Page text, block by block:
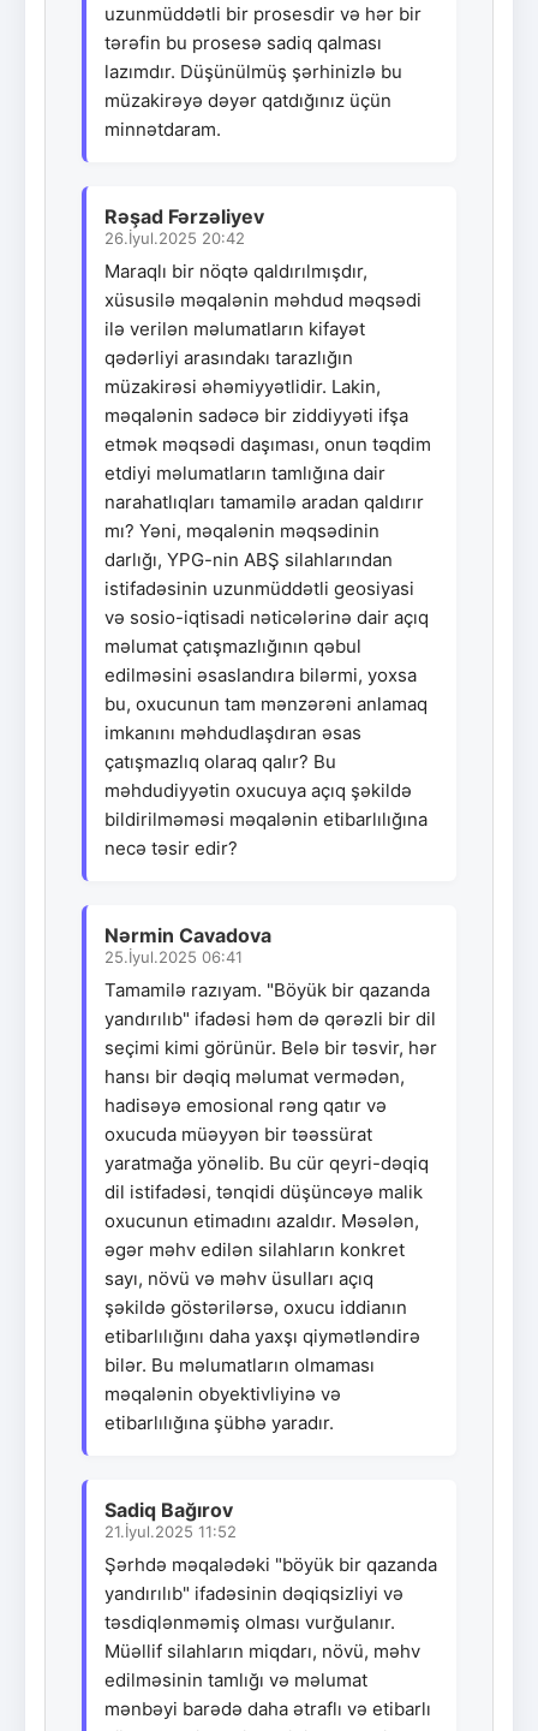
uzunmüddətli bir prosesdir və hər bir
tərəfin bu prosesə sadiq qalması
lazımdır. Düşünülmüş şərhinizlə bu
müzakirəyə dəyər qatdığınız üçün
minnətdaram.
Rəşad Fərzəliyev
26.İyul.2025 20:42
Maraqlı bir nöqtə qaldırılmışdır,
xüsusilə məqalənin məhdud məqsədi
ilə verilən məlumatların kifayət
qədərliyi arasındakı tarazlığın
müzakirəsi əhəmiyyətlidir. Lakin,
məqalənin sadəcə bir ziddiyyəti ifşa
etmək məqsədi daşıması, onun təqdim
etdiyi məlumatların tamlığına dair
narahatlıqları tamamilə aradan qaldırır
mı? Yəni, məqalənin məqsədinin
darlığı, YPG-nin ABŞ silahlarından
istifadəsinin uzunmüddətli geosiyasi
və sosio-iqtisadi nəticələrinə dair açıq
məlumat çatışmazlığının qəbul
edilməsini əsaslandıra bilərmi, yoxsa
bu, oxucunun tam mənzərəni anlamaq
imkanını məhdudlaşdıran əsas
çatışmazlıq olaraq qalır? Bu
məhdudiyyətin oxucuya açıq şəkildə
bildirilməməsi məqalənin etibarlılığına
necə təsir edir?
Nərmin Cavadova
25.İyul.2025 06:41
Tamamilə razıyam. "Böyük bir qazanda
yandırılıb" ifadəsi həm də qərəzli bir dil
seçimi kimi görünür. Belə bir təsvir, hər
hansı bir dəqiq məlumat vermədən,
hadisəyə emosional rəng qatır və
oxucuda müəyyən bir təəssürat
yaratmağa yönəlib. Bu cür qeyri-dəqiq
dil istifadəsi, tənqidi düşüncəyə malik
oxucunun etimadını azaldır. Məsələn,
əgər məhv edilən silahların konkret
sayı, növü və məhv üsulları açıq
şəkildə göstərilərsə, oxucu iddianın
etibarlılığını daha yaxşı qiymətləndirə
bilər. Bu məlumatların olmaması
məqalənin obyektivliyinə və
etibarlılığına şübhə yaradır.
Sadiq Bağırov
21.İyul.2025 11:52
Şərhdə məqalədəki "böyük bir qazanda
yandırılıb" ifadəsinin dəqiqsizliyi və
təsdiqlənməmiş olması vurğulanır.
Müəllif silahların miqdarı, növü, məhv
edilməsinin tamlığı və məlumat
mənbəyi barədə daha ətraflı və etibarlı